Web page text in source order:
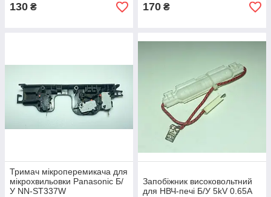
130 ₴ 170 ₴
Тримач мікроперемикача для
мікрохвильовки Panasonic Б/
У NN-ST337W
Запобіжник високовольтний
для НВЧ-печі Б/У 5kV 0.65A